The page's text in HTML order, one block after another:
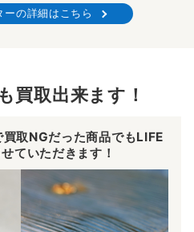
ーの詳細はこちら
買取出来ます！
取NGだった商品でもLIFE
ていただきます！